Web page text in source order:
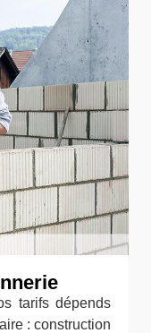
tarifs dépends
: construction